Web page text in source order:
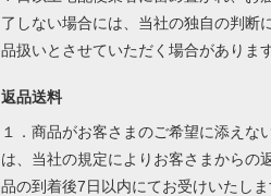
了しない場合には、当社の独自の判断
品扱いとさせていただく場合がありま
返品送料
１．商品がお客さまのご希望に添えな
は、当社の規定によりお客さまからの
品の到着後7日以内にてお受けいたし